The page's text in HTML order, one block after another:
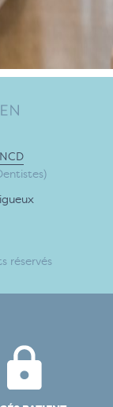
réservés